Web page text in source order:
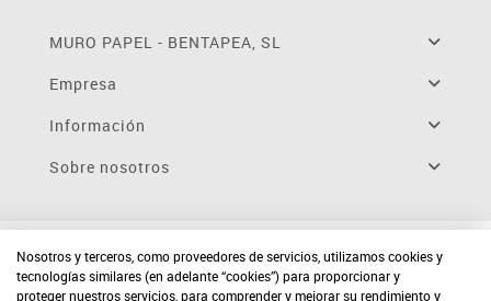
MURO PAPEL - BENTAPEA, SL
Empresa
Información
Sobre nosotros
Nosotros y terceros, como proveedores de servicios, utilizamos cookies y
tecnologías similares (en adelante “cookies”) para proporcionar y
proteger nuestros servicios, para comprender y mejorar su rendimiento y